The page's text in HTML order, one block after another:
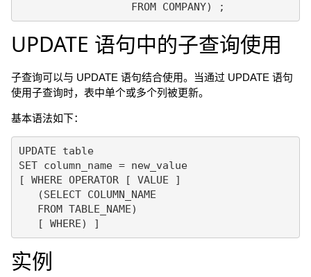
UPDATE 语句中的子查询使用
子查询可以与 UPDATE 语句结合使用。当通过 UPDATE 语句
使用子查询时，表中单个或多个列被更新。
基本语法如下：
UPDATE table
SET column_name = new_value
[ WHERE OPERATOR [ VALUE ]
   (SELECT COLUMN_NAME
   FROM TABLE_NAME)
实例